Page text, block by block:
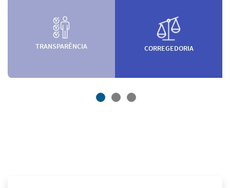
TRANSPARÊNCIA CORREGEDORIA